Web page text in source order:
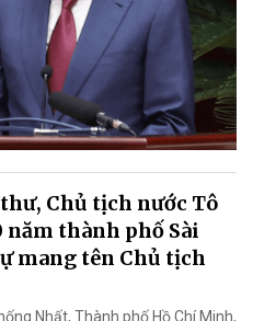
Chủ tịch nước Tô
thành phố Sài
mang tên Chủ tịch
Nhất, Thành phố Hồ Chí Minh,